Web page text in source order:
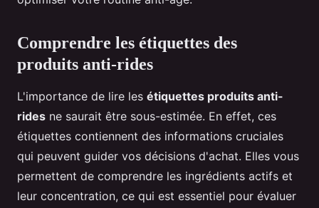
Comprendre les étiquettes des
produits anti-rides
L'importance de lire les étiquettes produits anti-
rides ne saurait être sous-estimée. En effet, ces
étiquettes contiennent des informations cruciales
qui peuvent guider vos décisions d'achat. Elles vous
permettent de comprendre les ingrédients actifs et
leur concentration, ce qui est essentiel pour évaluer